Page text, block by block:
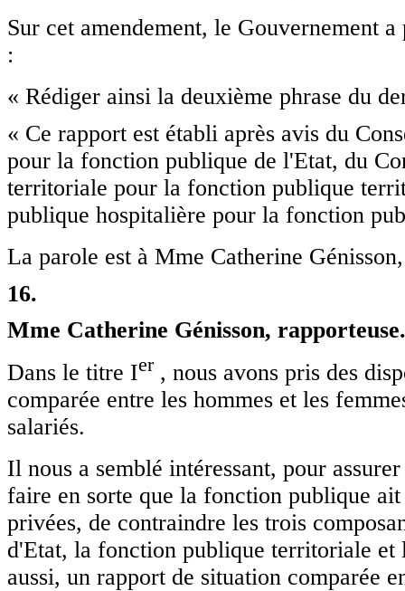
Sur cet amendement, le Gouvernement
:
« Rédiger ainsi la deuxième phrase du
« Ce rapport est établi après avis du
pour la fonction publique de l'Etat, du
territoriale pour la fonction publique
publique hospitalière pour la fonction
La parole est à Mme Catherine
16.
Mme Catherine Génisson, rapporteuse.
Dans le titre Ier, nous avons pris des
comparée entre les hommes et les
salariés.
Il nous a semblé intéressant, pour
faire en sorte que la fonction publique
privées, de contraindre les trois
d'Etat, la fonction publique territoriale
aussi, un rapport de situation comparée